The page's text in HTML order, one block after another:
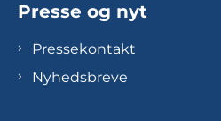
Presse og nyt
Pressekontakt
Nyhedsbreve